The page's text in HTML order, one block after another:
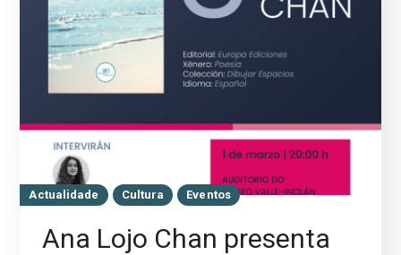
Actualidade Cultura Eventos
Ana Lojo Chan presenta